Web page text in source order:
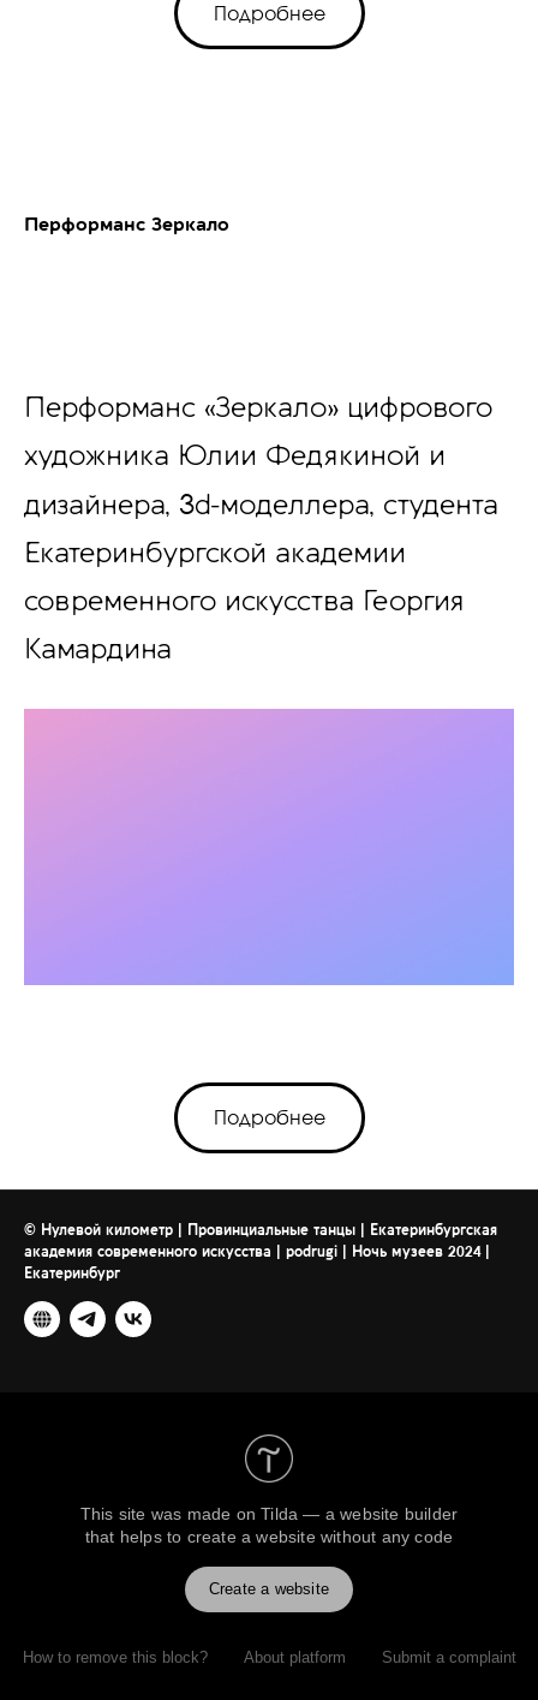
Подробнее
Перформанс Зеркало
Перформанс «Зеркало» цифрового
художника Юлии Федякиной и
дизайнера, 3d-моделлера, студента
Екатеринбургской академии
современного искусства Георгия
Камардина
Подробнее
© Нулевой километр | Провинциальные танцы | Екатеринбургская
академия современного искусства | podrugi | Ночь музеев 2024
Екатеринбург
This site was made onTilda — a website builder
that helps to create a website without any code
Create a website
How to remove this block? About platform Submit a complaint